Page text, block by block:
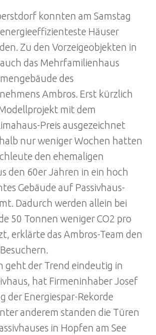
konnten am Samstag
Häuser
Zu den Vorzeigeobjekten in
das Mehrfamilienhaus
des
Ambros. Erst kürzlich
mit dem
Preis ausgezeichnet
nur weniger Wochen hatten
den ehemaligen
den 60er Jahren in ein hoch
Gebäude auf Passivhaus-
Dadurch werden allein bei
50 Tonnen weniger CO2 pro
erklärte das Ambros-Team den
geht der Trend eindeutig in
hat Firmeninhaber Josef
der Energiespar-Rekorde
anderem standen die Türen
in Hopfen am See